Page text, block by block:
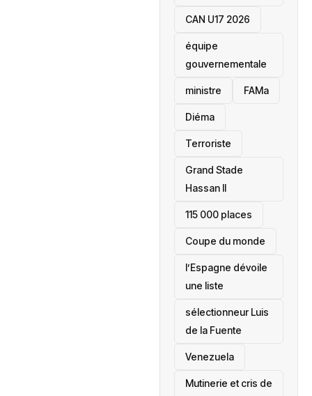
CAN U17 2026
équipe
gouvernementale
ministre FAMa
Diéma
Terroriste
Grand Stade
Hassan II
115 000 places
‎Coupe du monde
l’Espagne dévoile
une liste
sélectionneur Luis
de la Fuente
‎Venezuela
Mutinerie et cris de